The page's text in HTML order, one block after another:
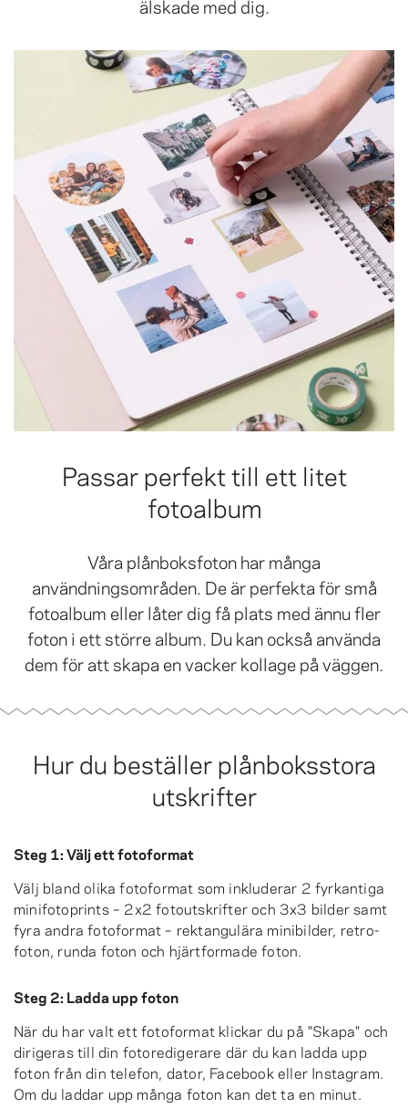
Passar perfekt till ett litet
fotoalbum
Våra plånboksfoton har många
användningsområden. De är perfekta för små
fotoalbum eller låter dig få plats med ännu fler
foton i ett större album. Du kan också använda
dem för att skapa en vacker kollage på väggen.
Hur du beställer plånboksstora
utskrifter
Steg 1: Välj ett fotoformat
Välj bland olika fotoformat som inkluderar 2 fyrkantiga
minifotoprints – 2x2 fotoutskrifter och 3x3 bilder samt
fyra andra fotoformat – rektangulära minibilder, retro-
foton, runda foton och hjärtformade foton.
Steg 2: Ladda upp foton
När du har valt ett fotoformat klickar du på "Skapa" och
dirigeras till din fotoredigerare där du kan ladda upp
foton från din telefon, dator, Facebook eller Instagram.
Om du laddar upp många foton kan det ta en minut.